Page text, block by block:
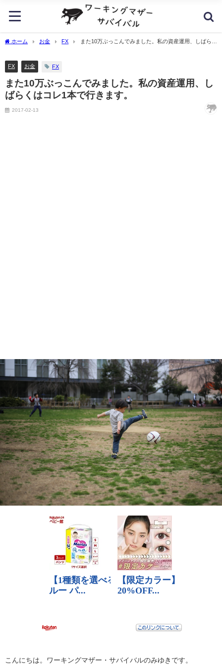
ホーム お金 FX
また10万ぶっこんでみました。私の資産運用、しばらく
FX お金 FX
また10万ぶっこんでみました。私の資産運用、し
ばらくはコレ1本で行きます。
2017-02-13
こんにちは。ワーキングマザー・サバイバルのみゆきです。